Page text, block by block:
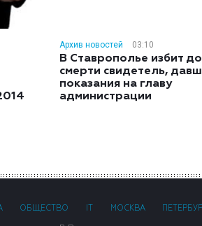
Архив новостей 03:10
В Ставрополье избит до
смерти свидетель,
показания на главу
администрации
ОБЩЕСТВО МОСКВА